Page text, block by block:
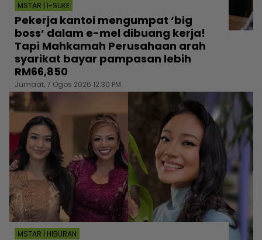
MSTAR | I-SUKE
Pekerja kantoi mengumpat ‘big
boss’ dalam e-mel dibuang kerja!
Tapi Mahkamah Perusahaan arah
syarikat bayar pampasan lebih
RM66,850
Jumaat, 7 Ogos 2026 12:30 PM
MSTAR | HIBURAN